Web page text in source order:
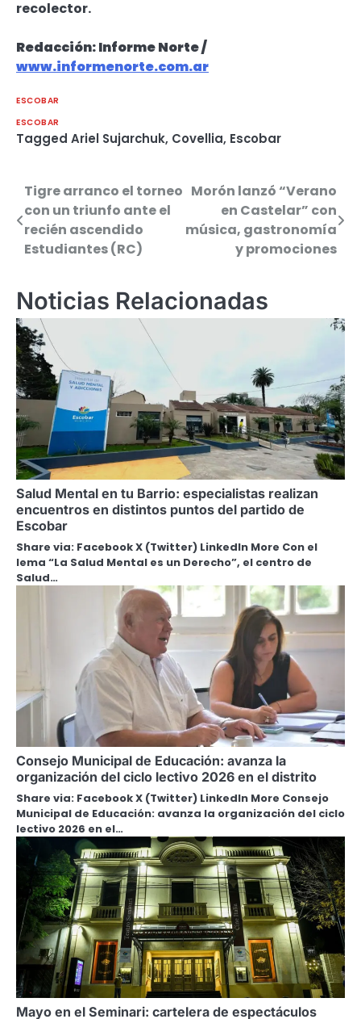
recolector.
Redacción: Informe Norte /
www.informenorte.com.ar
ESCOBAR
ESCOBAR
Tagged Ariel Sujarchuk, Covellia, Escobar
Navegación
de
entradas
Tigre arranco el torneo
con un triunfo ante el
recién ascendido
Estudiantes (RC)
Morón lanzó “Verano
en Castelar” con
música, gastronomía
y promociones
Noticias Relacionadas
Salud Mental en tu Barrio: especialistas realizan
encuentros en distintos puntos del partido de
Escobar
Share via: Facebook X (Twitter) LinkedIn More Con el
lema “La Salud Mental es un Derecho”, el centro de
Salud…
Consejo Municipal de Educación: avanza la
organización del ciclo lectivo 2026 en el distrito
Share via: Facebook X (Twitter) LinkedIn More Consejo
Municipal de Educación: avanza la organización del ciclo
lectivo 2026 en el…
Mayo en el Seminari: cartelera de espectáculos